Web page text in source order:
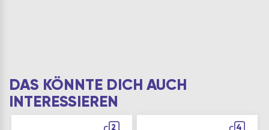
DAS KÖNNTE DICH AUCH
INTERESSIEREN
2 4